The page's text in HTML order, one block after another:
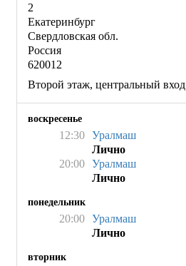
2
Екатеринбург
Свердловская обл.
Россия
620012
Второй этаж, центральный вход
воскресенье
12:30 Уралмаш
Лично
20:00 Уралмаш
Лично
понедельник
20:00 Уралмаш
Лично
вторник